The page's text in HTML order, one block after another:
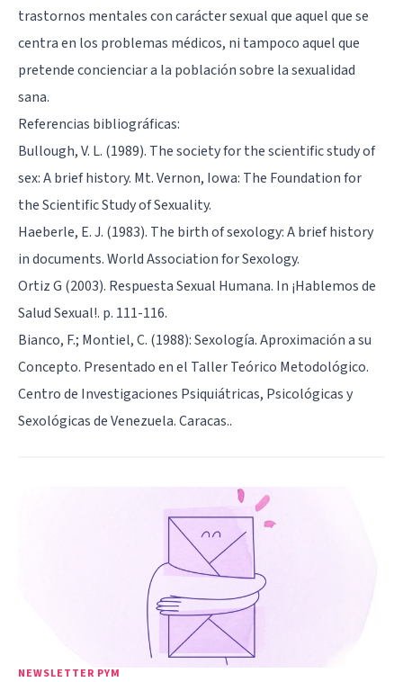
trastornos mentales con carácter sexual que aquel que se
centra en los problemas médicos, ni tampoco aquel que
pretende concienciar a la población sobre la sexualidad
sana.
Referencias bibliográficas:
Bullough, V. L. (1989). The society for the scientific study of
sex: A brief history. Mt. Vernon, Iowa: The Foundation for
the Scientific Study of Sexuality.
Haeberle, E. J. (1983). The birth of sexology: A brief history
in documents. World Association for Sexology.
Ortiz G (2003). Respuesta Sexual Humana. In ¡Hablemos de
Salud Sexual!. p. 111-116.
Bianco, F.; Montiel, C. (1988): Sexología. Aproximación a su
Concepto. Presentado en el Taller Teórico Metodológico.
Centro de Investigaciones Psiquiátricas, Psicológicas y
Sexológicas de Venezuela. Caracas..
NEWSLETTER PYM